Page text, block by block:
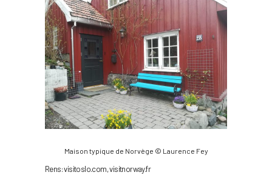
Maison typique de Norvège © Laurence Fey
Rens: visitoslo.com, visitnorway.fr